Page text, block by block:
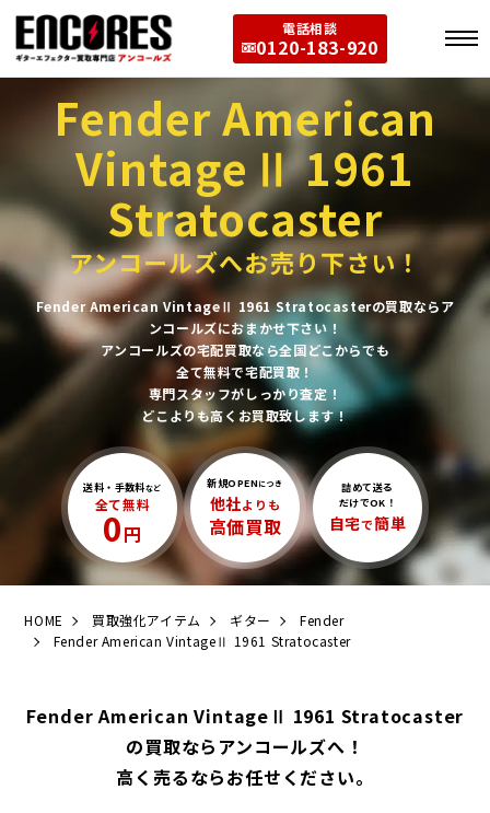
電話相談
0120-183-920
Fender American
VintageⅡ 1961
Stratocaster
アンコールズへお売り下さい！
Fender American VintageⅡ 1961 Stratocasterの買取ならア
ンコールズにおまかせ下さい！
アンコールズの宅配買取なら全国どこからでも
全て無料で宅配買取！
専門スタッフがしっかり査定！
どこよりも高くお買取致します！
送料・手数料など
全て無料
0円
新規OPEN につき
他社よりも
高価買取
詰めて送る
だけでOK！
自宅で簡単
HOME 買取強化アイテム ギター
Fender
Fender American VintageⅡ 1961 Stratocaster
Fender American VintageⅡ 1961 Stratocaster
の買取ならアンコールズへ！
高く売るならお任せください。